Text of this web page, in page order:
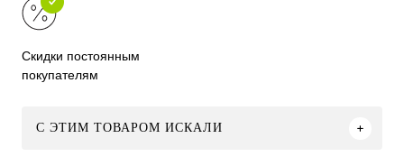
Скидки постоянным
покупателям
C ЭТИМ ТОВАРОМ ИСКАЛИ